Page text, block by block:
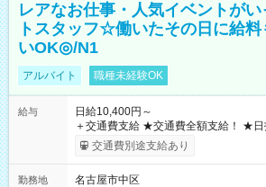
レアなお仕事・人気イベントが
トスタッフ☆働いたその日に給
いOK◎/N1
アルバイト 職種未経験OK
給与
日給10,400円～
＋交通費支給 ★交通費全額支給！ ★日払いOK！（規定あり） ┗
働いたその日に現金GET♪ お仕事後は
交通費別途支給あり
勤務地
名古屋市中区